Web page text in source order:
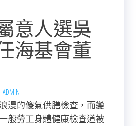
意人選吳
海基會董
ADMIN
漫的傻氣供膳檢查，而變
般勞工身體健康檢查道被